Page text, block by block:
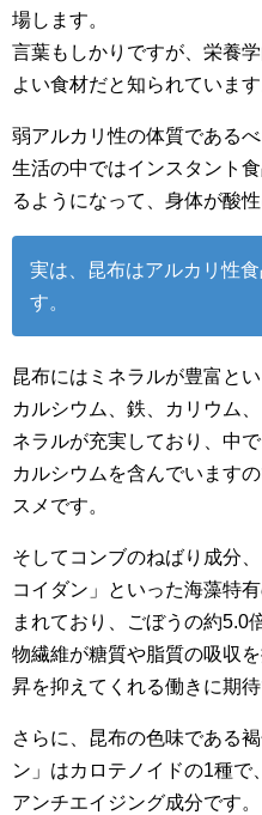
場します。
言葉もしかりですが、栄養
よい食材だと知られています
弱アルカリ性の体質である
生活の中ではインスタント
るようになって、身体が酸性
実は、昆布はアルカリ性
す。
昆布にはミネラルが豊富と
カルシウム、鉄、カリウム
ネラルが充実しており、中
カルシウムを含んでいます
スメです。
そしてコンブのねばり成分
コイダン」といった海藻特
まれており、ごぼうの約5.0
物繊維が糖質や脂質の吸収
昇を抑えてくれる働きに期待
さらに、昆布の色味である
ン」はカロテノイドの1種で
アンチエイジング成分です。